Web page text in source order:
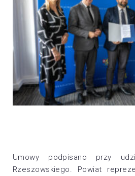
Umowy podpisano przy
Rzeszowskiego. Powiat